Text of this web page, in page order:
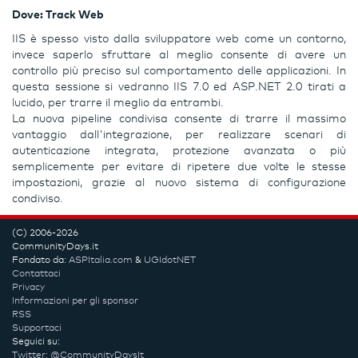
Dove: Track Web
IIS è spesso visto dalla sviluppatore web come un contorno,
invece saperlo sfruttare al meglio consente di avere un
controllo più preciso sul comportamento delle applicazioni. In
questa sessione si vedranno IIS 7.0 ed ASP.NET 2.0 tirati a
lucido, per trarre il meglio da entrambi.
La nuova pipeline condivisa consente di trarre il massimo
vantaggio dall'integrazione, per realizzare scenari di
autenticazione integrata, protezione avanzata o più
semplicemente per evitare di ripetere due volte le stesse
impostazioni, grazie al nuovo sistema di configurazione
condiviso.
(C) 2006-2026
CommunityDays.it
Fondato da: ASPItalia.com & UGIdotNET
Contattaci
Privacy
Informazioni per gli sponsor
RSS
Supportaci
Seguici su:
Twitter: @CommunityDaysIt